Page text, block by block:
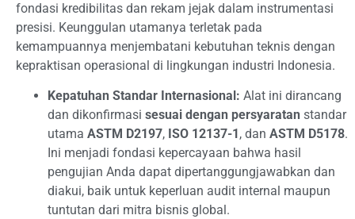
fondasi kredibilitas dan rekam jejak dalam instrumentasi
presisi. Keunggulan utamanya terletak pada
kemampuannya menjembatani kebutuhan teknis dengan
kepraktisan operasional di lingkungan industri Indonesia.
Kepatuhan Standar Internasional: Alat ini dirancang
dan dikonfirmasi sesuai dengan persyaratan standar
utama ASTM D2197, ISO 12137-1 , dan ASTM D5178.
Ini menjadi fondasi kepercayaan bahwa hasil
pengujian Anda dapat dipertanggungjawabkan dan
diakui, baik untuk keperluan audit internal maupun
tuntutan dari mitra bisnis global.